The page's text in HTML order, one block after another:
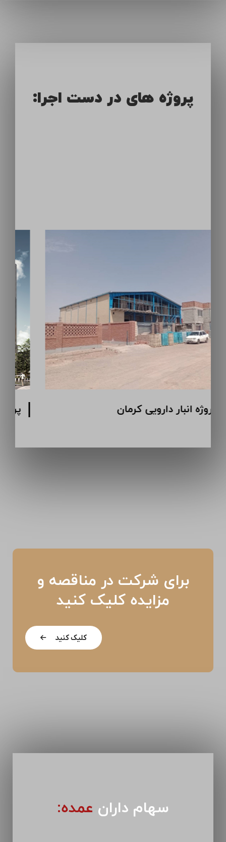
پروژه های در دست اجرا:
پروژه انبار دارویی کرمان
برای شرکت در مناقصه و
مزایده کلیک کنید
کلیک کنید
سهام داران عمده: